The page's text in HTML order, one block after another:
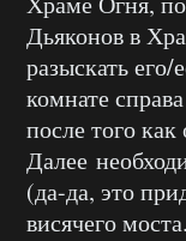
Дьяконов в
разыскать его/
комнате
после того
Далее
(да-да, это
висячего моста.